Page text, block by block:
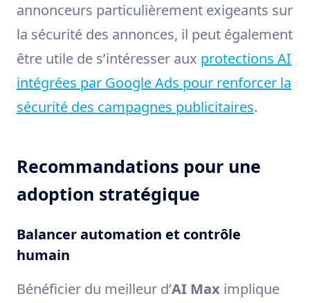
annonceurs particulièrement exigeants sur
la sécurité des annonces, il peut également
être utile de s’intéresser aux protections AI
intégrées par Google Ads pour renforcer la
sécurité des campagnes publicitaires.
Recommandations pour une
adoption stratégique
Balancer automation et contrôle
humain
Bénéficier du meilleur d’AI Max implique